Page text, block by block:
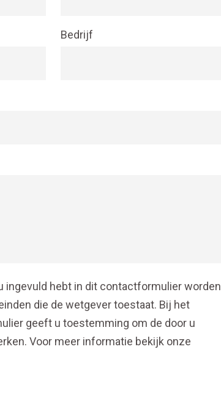
Bedrijf
ingevuld hebt in dit contactformulier worden
die de wetgever toestaat. Bij het
geeft u toestemming om de door u
Voor meer informatie bekijk onze